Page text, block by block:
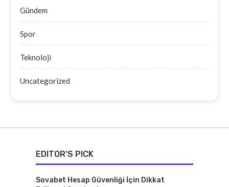
Gündem
Spor
Teknoloji
Uncategorized
EDITOR'S PICK
Sovabet Hesap Güvenliği İçin Dikkat